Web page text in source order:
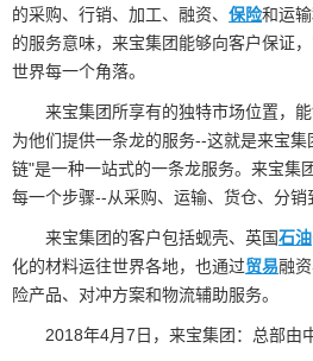
的采购、行销、加工、融资、 保险和运
的服务意味，来宝集团能够向客户保证
世界每一个角落。
来宝集团所享有的独特市场位置，
为他们提供一条龙的服务--这就是来宝
链"是一种一站式的一条龙服务。来宝集
每一个步骤--从采购、运输、货仓、分销
来宝集团的客户包括蚬壳、英国石油
化的材料运往世界各地，也通过贸易融
险产品、对冲方案和物流辅助服务。
2018年4月7日，来宝集团：总部由